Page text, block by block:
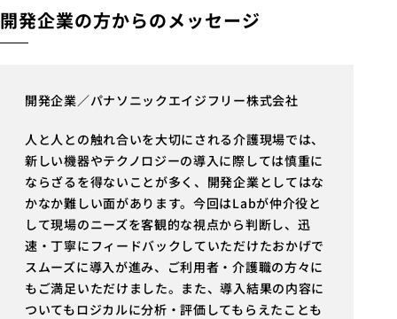
開発企業の方からのメッセージ
開発企業／パナソニックエイジフリー株式会社
人と人との触れ合いを大切にされる介護現場では、
新しい機器やテクノロジーの導入に際しては慎重に
ならざるを得ないことが多く、開発企業としてはな
かなか難しい面があります。今回はLabが仲介役と
して現場のニーズを客観的な視点から判断し、迅
速・丁寧にフィードバックしていただけたおかげで
スムーズに導入が進み、ご利用者・介護職の方々に
もご満足いただけました。また、導入結果の内容に
ついてもロジカルに分析・評価してもらえたことも